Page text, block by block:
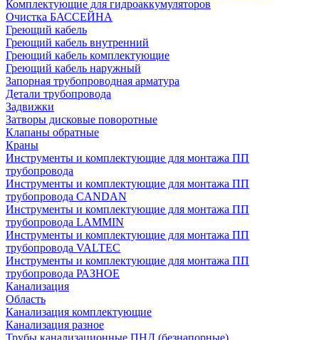
Комплектующие для гидроаккумуляторов
Очистка БАССЕЙНА
Греющий кабель
Греющий кабель внутренний
Греющий кабель комплектующие
Греющий кабель наружный
Запорная трубопроводная арматура
Детали трубопровода
Задвижки
Затворы дисковые поворотные
Клапаны обратные
Краны
Инструменты и комплектующие для монтажа ПП
трубопровода
Инструменты и комплектующие для монтажа ПП
трубопровода CANDAN
Инструменты и комплектующие для монтажа ПП
трубопровода LAMMIN
Инструменты и комплектующие для монтажа ПП
трубопровода VALTEC
Инструменты и комплектующие для монтажа ПП
трубопровода РАЗНОЕ
Канализация
Область
Канализация комплектующие
Канализация разное
Трубы канализационные ПНД (безнапорные)